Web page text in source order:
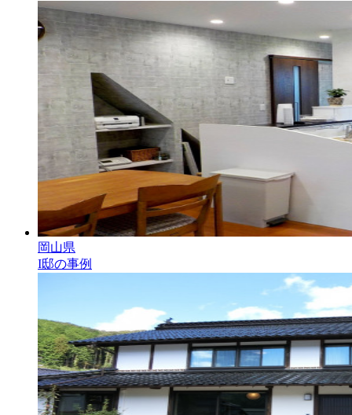
岡山県
I邸の事例